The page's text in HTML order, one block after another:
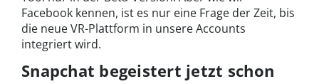
Facebook kennen, ist es nur eine Frage der Zeit, bis
die neue VR-Plattform in unsere Accounts
integriert wird.
Snapchat begeistert jetzt schon